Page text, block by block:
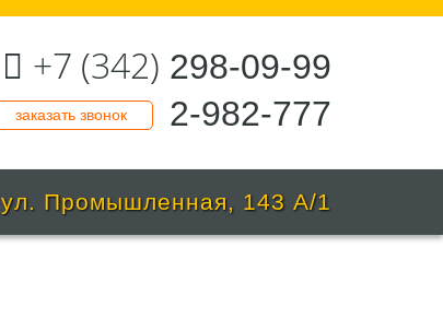
+7 (342) 298-09-99
заказать звонок 2-982-777
ул. Промышленная, 143 А/1